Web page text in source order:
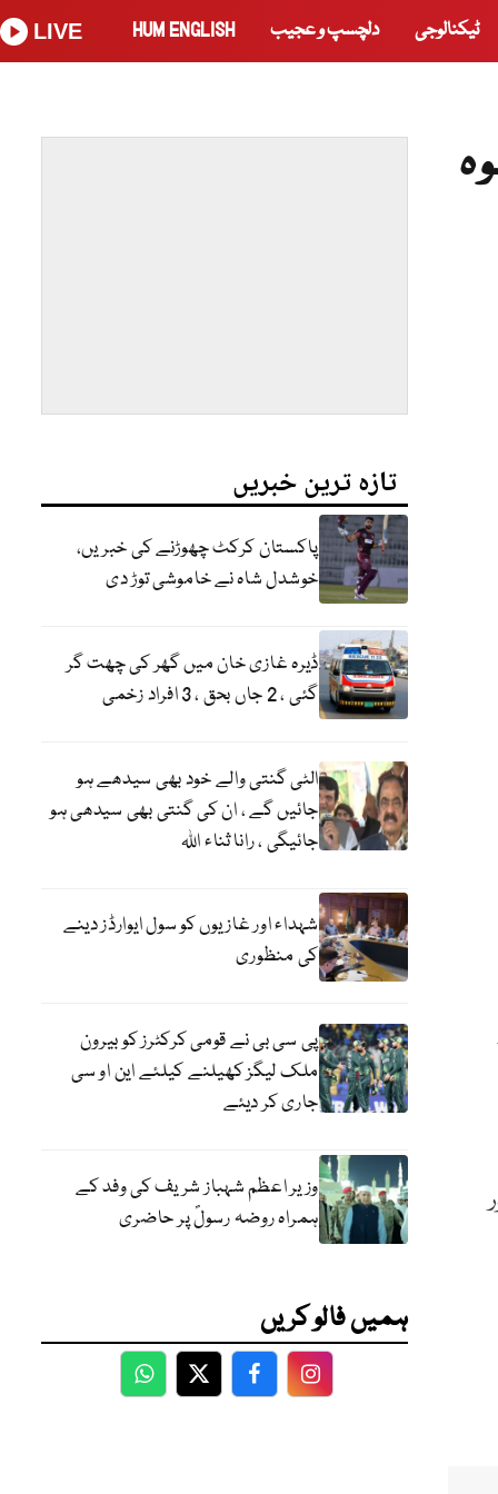
ٹیکنالوجی دلچسپ و عجیب HUM ENGLISH
LIVE
تازہ ترین خبریں
پاکستان کرکٹ چھوڑنے کی خبریں،
خوشدل شاہ نے خاموشی توڑ دی
ڈیرہ غازی خان میں گھر کی چھت گر
گئی ، 2 جاں بحق ، 3 افراد زخمی
الٹی گنتی والے خود بھی سیدھے ہو
جائیں گے ، ان کی گنتی بھی سیدھی ہو
جائیگی ، رانا ثناء اللہ
شہداء اور غازیوں کو سول ایوارڈز دینے
کی منظوری
پی سی بی نے قومی کرکٹرز کو بیرون
ملک لیگز کھیلنے کیلئے این او سی
جاری کر دیئے
وزیر اعظم شہباز شریف کی وفد کے
ہمراہ روضہ رسولؐ پر حاضری
ہمیں فالو کریں
WhatsApp
TwitterFacebookFacebook